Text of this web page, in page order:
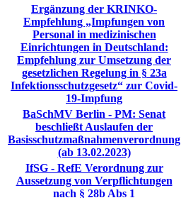
Ergänzung der KRINKO-
Empfehlung „Impfungen von
Personal in medizinischen
Einrichtungen in Deutschland:
Empfehlung zur Umsetzung der
gesetzlichen Regelung in § 23a
Infektionsschutzgesetz“ zur Covid-
19-Impfung
BaSchMV Berlin - PM: Senat
beschließt Auslaufen der
Basisschutzmaßnahmenverordnung
(ab 13.02.2023)
IfSG - RefE Verordnung zur
Aussetzung von Verpflichtungen
nach § 28b Abs 1